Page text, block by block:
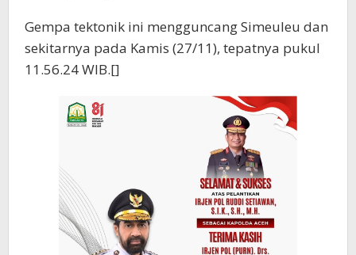
Gempa tektonik ini mengguncang Simeuleu dan
sekitarnya pada Kamis (27/11), tepatnya pukul
11.56.24 WIB.[]